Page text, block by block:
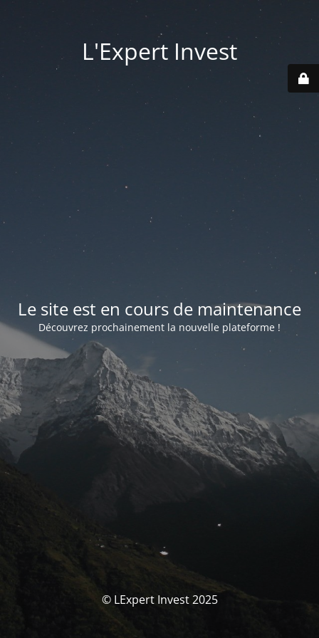
L'Expert Invest
Le site est en cours de maintenance
Découvrez prochainement la nouvelle plateforme !
© LExpert Invest 2025